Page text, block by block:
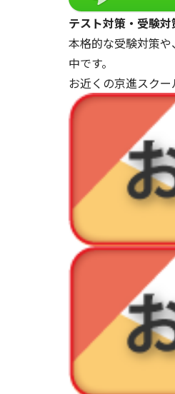
テスト対策・受験
本格的な受験対策
中です。
お近くの京進スクー